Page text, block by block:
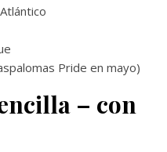
Pride en mayo)
– con